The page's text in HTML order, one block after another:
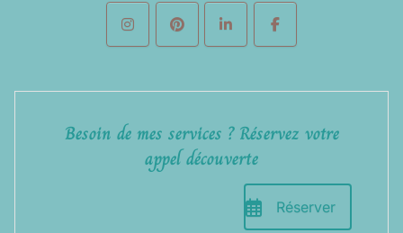
Besoin de mes services ? Réservez votre
appel découverte
Réserver